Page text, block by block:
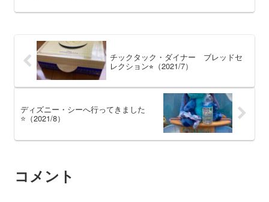
チックタック・ダイナー ブレッドセ
レクション⭐︎（2021/7）
ディズニー・シーへ行ってきました
⭐️（2021/8）
コメント